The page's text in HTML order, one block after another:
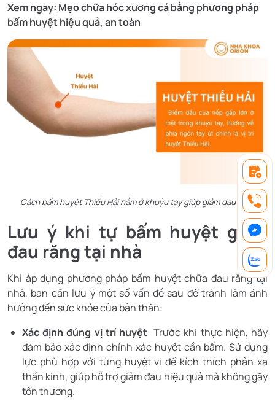
Xem ngay: Mẹo chữa hóc xương cábằng phương pháp
bấm huyệt hiệu quả, an toàn
Cách bấm huyệt Thiếu Hải nằm ở khuỷu tay giúp giảm đau răng
Lưu ý khi tự bấm huyệt giảm
đau răng tại nhà
Khi áp dụng phương pháp bấm huyệt chữa đau răng tại
nhà, bạn cần lưu ý một số vấn đề sau để tránh làm ảnh
hưởng đến sức khỏe của bản thân:
Xác định đúng vị trí huyệt: Trước khi thực hiện, hãy
đảm bảo xác định chính xác huyệt cần bấm. Sử dụng
lực phù hợp với từng huyệt vị để kích thích phản xạ
thần kinh, giúp hỗ trợ giảm đau hiệu quả mà không gây
tổn thương.